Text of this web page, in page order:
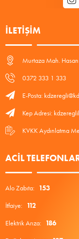
İLETIŞIM
Murtaza Mah.
0372 333 1 333
E-Posta:
Kep Adresi:
KVKK Aydınlatma
ACIL
Alo Zabıta: 153
İtfaiye: 112
Elektrik Arıza: 186